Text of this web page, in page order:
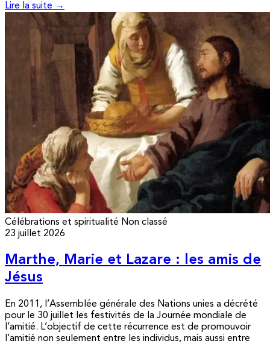
Lire la suite →
Célébrations et spiritualité Non classé
23 juillet 2026
Marthe, Marie et Lazare : les amis de
Jésus
En 2011, l’Assemblée générale des Nations unies a décrété
pour le 30 juillet les festivités de la Journée mondiale de
l’amitié. L’objectif de cette récurrence est de promouvoir
l’amitié non seulement entre les individus, mais aussi entre